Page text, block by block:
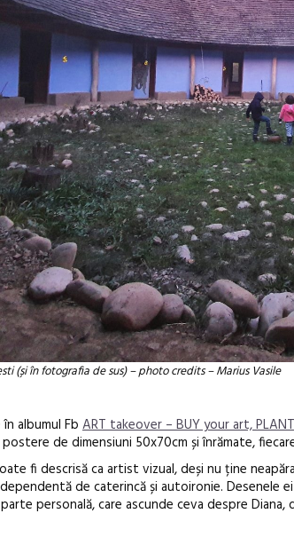
(și în fotografia de sus) – photo credits – Marius Vasile
albumul Fb ART takeover – BUY your art,
de dimensiuni 50x70cm și înrămate,
fi descrisă ca artist vizual, deși nu ține
de caterincă și autoironie. Desenele
personală, care ascunde ceva despre